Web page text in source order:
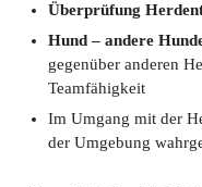
Überprüfung
Hund – andere
gegenüber anderen
Teamfähigkeit
Im Umgang mit der
der Umgebung